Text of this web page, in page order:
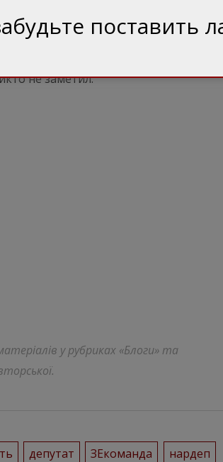
вы немножко поняли разницу
кто учит. И ещё пожелать вам
патологоанатома потом, который
не заметил.
у рубриках «Блоги» та
депутат ЗЕкоманда
нардеп
поставить